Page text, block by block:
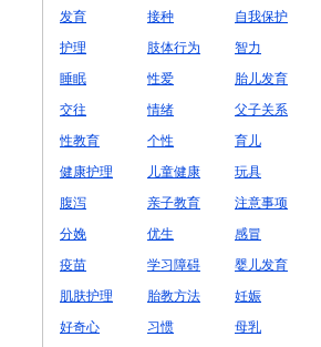
发育
接种
自我保护
护理
肢体行为
智力
睡眠
性爱
胎儿发育
交往
情绪
父子关系
性教育
个性
育儿
健康护理
儿童健康
玩具
腹泻
亲子教育
注意事项
分娩
优生
感冒
疫苗
学习障碍
婴儿发育
肌肤护理
胎教方法
妊娠
好奇心
习惯
母乳